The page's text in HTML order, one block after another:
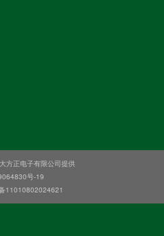
方正电子有限公司提供
号-19
11010802024621